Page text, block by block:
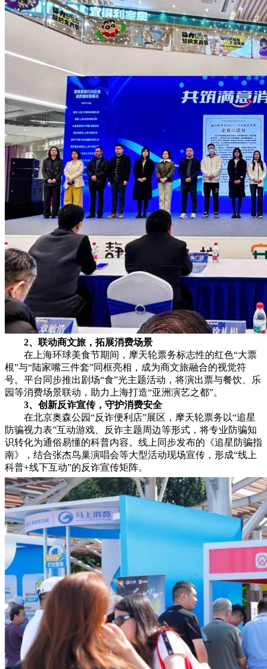
2、 联动商文旅，拓展消费场景
在上海环球美食节期间，摩天轮票务标志性的红色“大票
根”与“陆家嘴三件套”同框亮相，成为商文旅融合的视觉符
号。平台同步推出剧场“食”光主题活动，将演出票与餐饮、乐
园等消费场景联动，助力上海打造“亚洲演艺之都”。
3、 创新反诈宣传，守护消费安全
在北京奥森公园“反诈便利店”展区，摩天轮票务以“追星
防骗视力表”互动游戏、反诈主题周边等形式，将专业防骗知
识转化为通俗易懂的科普内容。线上同步发布的《追星防骗指
南》，结合张杰鸟巢演唱会等大型活动现场宣传，形成“线上
科普+线下互动”的反诈宣传矩阵。